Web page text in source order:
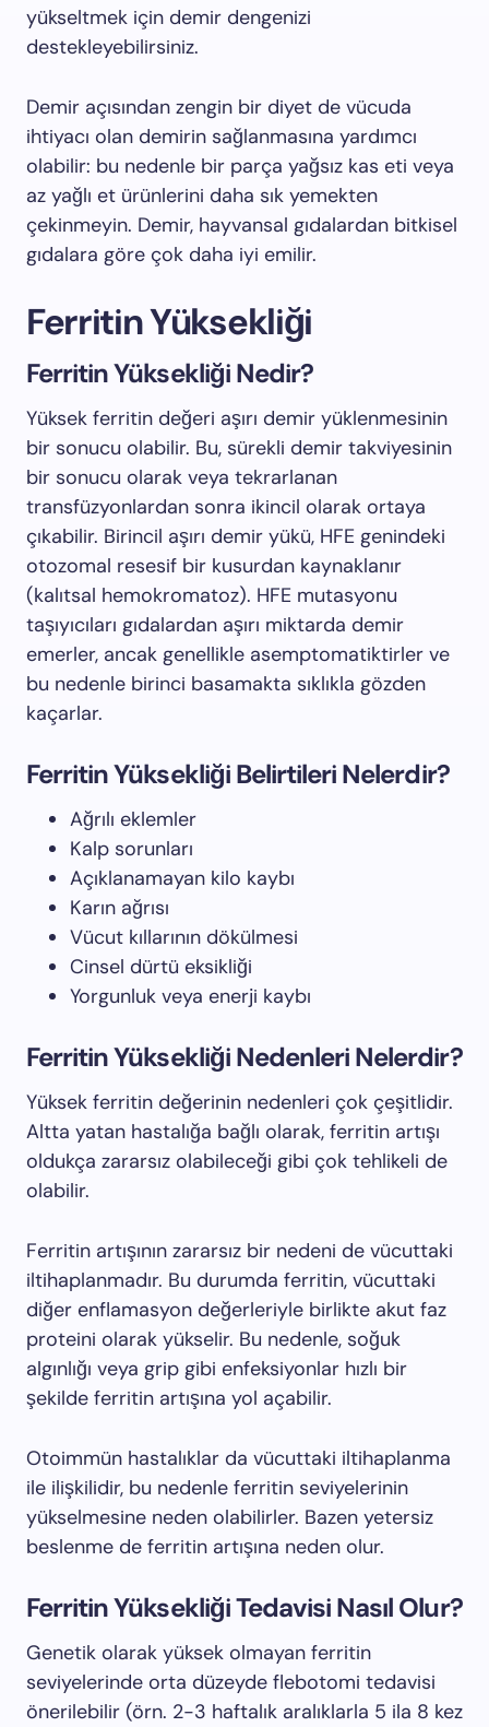
yükseltmek için demir dengenizi
destekleyebilirsiniz.
Demir açısından zengin bir diyet de vücuda
ihtiyacı olan demirin sağlanmasına yardımcı
olabilir: bu nedenle bir parça yağsız kas eti veya
az yağlı et ürünlerini daha sık yemekten
çekinmeyin. Demir, hayvansal gıdalardan bitkisel
gıdalara göre çok daha iyi emilir.
Ferritin Yüksekliği
Ferritin Yüksekliği Nedir?
Yüksek ferritin değeri aşırı demir yüklenmesinin
bir sonucu olabilir. Bu, sürekli demir takviyesinin
bir sonucu olarak veya tekrarlanan
transfüzyonlardan sonra ikincil olarak ortaya
çıkabilir. Birincil aşırı demir yükü, HFE genindeki
otozomal resesif bir kusurdan kaynaklanır
(kalıtsal hemokromatoz). HFE mutasyonu
taşıyıcıları gıdalardan aşırı miktarda demir
emerler, ancak genellikle asemptomatiktirler ve
bu nedenle birinci basamakta sıklıkla gözden
kaçarlar.
Ferritin Yüksekliği Belirtileri Nelerdir?
Ağrılı eklemler
Kalp sorunları
Açıklanamayan kilo kaybı
Karın ağrısı
Vücut kıllarının dökülmesi
Cinsel dürtü eksikliği
Yorgunluk veya enerji kaybı
Ferritin Yüksekliği Nedenleri Nelerdir?
Yüksek ferritin değerinin nedenleri çok çeşitlidir.
Altta yatan hastalığa bağlı olarak, ferritin artışı
oldukça zararsız olabileceği gibi çok tehlikeli de
olabilir.
Ferritin artışının zararsız bir nedeni de vücuttaki
iltihaplanmadır. Bu durumda ferritin, vücuttaki
diğer enflamasyon değerleriyle birlikte akut faz
proteini olarak yükselir. Bu nedenle, soğuk
algınlığı veya grip gibi enfeksiyonlar hızlı bir
şekilde ferritin artışına yol açabilir.
Otoimmün hastalıklar da vücuttaki iltihaplanma
ile ilişkilidir, bu nedenle ferritin seviyelerinin
yükselmesine neden olabilirler. Bazen yetersiz
beslenme de ferritin artışına neden olur.
Ferritin Yüksekliği Tedavisi Nasıl Olur?
Genetik olarak yüksek olmayan ferritin
seviyelerinde orta düzeyde flebotomi tedavisi
önerilebilir (örn. 2-3 haftalık aralıklarla 5 ila 8 kez